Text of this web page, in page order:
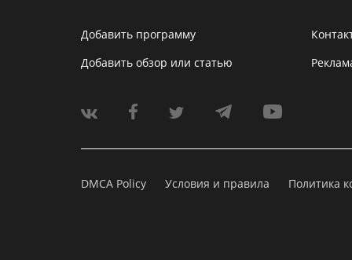
Добавить программу
Добавить обзор или статью
DMCA Policy Условия и правила Политика